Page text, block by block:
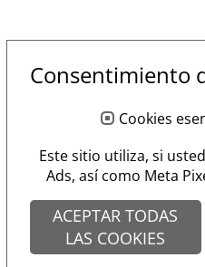
Consentimiento
Cookies
Este sitio utiliza, si
Ads, así como Meta
ACEPTAR TODAS
LAS COOKIES